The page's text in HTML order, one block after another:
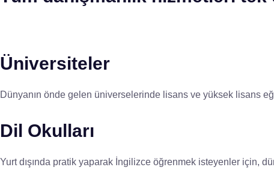
Üniversiteler
Dünyanın önde gelen üniverselerinde lisans ve yüksek lisans
Dil Okulları
Yurt dışında pratik yaparak İngilizce öğrenmek isteyenler için,